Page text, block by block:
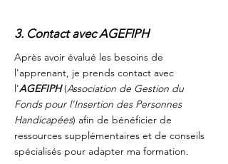
3. Contact avec AGEFIPH
Après avoir évalué les besoins de
l'apprenant, je prends contact avec
l'AGEFIPH(Association de Gestion du
Fonds pour l'Insertion des Personnes
Handicapées) afin de bénéficier de
ressources supplémentaires et de conseils
spécialisés pour adapter ma formation.